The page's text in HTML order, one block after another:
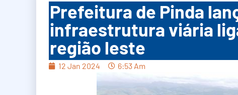
Prefeitura de Pinda
infraestrutura viária
região leste
12 Jan 2024 6:53 Am